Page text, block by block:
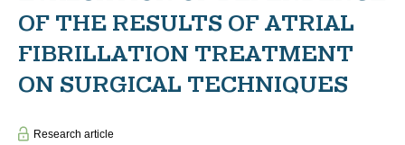
OF THE RESULTS OF ATRIAL
FIBRILLATION TREATMENT
ON SURGICAL TECHNIQUES
Research article